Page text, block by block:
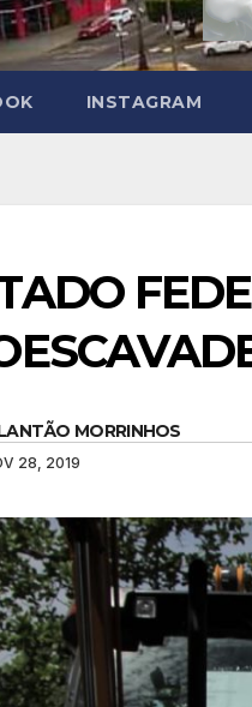
INSTAGRAM
MORRINHOS
28, 2019